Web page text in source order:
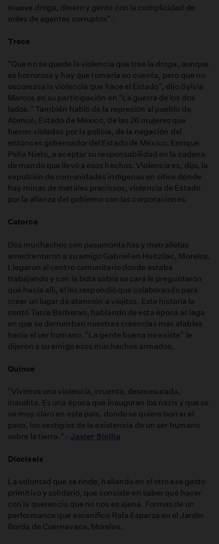
mueve droga, dinero y gente con la complicidad de
miles de agentes corruptos".
Trece
"Que no se quede la violencia que trae la droga, aunque
es horrorosa y hay que tomarla en cuenta, pero que no
oscurezca la violencia que hace el Estado", dijo Sylvia
Marcos en su participación en "La guerra de los dos
lados." También habló de la represión al pueblo de
Atenco, Estado de México, de las 26 mujeres que
fueron violadas por la policía, de la negación del
entonces gobernador del Estado de México, Enrique
Peña Nieto, a aceptar su responsabilidad en la cadena
de mando que llevó a esos hechos. Violencia es, dijo, la
expulsión de comunidades indígenas en sitios donde
hay minas de metales preciosos, violencia de Estado
por la alianza del gobierno con las corporaciones.
Catorce
Dos muchachos con pasamontañas y metralletas
amedrentaron a su amigo Gabriel en Huitzilac, Morelos.
Llegaron al centro comunitario donde estaba
trabajando y con la bota sobre su cara le preguntaron
qué hacía allí, él les respondió que colaborando para
crear un lugar de atención a viejitos. Esta historia la
contó Tania Barberan, hablando de esta época aciaga
en que se derrumban nuestras creencias más afables
hacia el ser humano. "La gente buena no existe" le
dijeron a su amigo esos muchachos armados.
Quince
"Vivimos una violencia, cruenta, desmesurada,
inaudita. Es una época que inauguran los nazis y que se
ve muy claro en este país, donde se quiere borrar el
paso, los vestigios de la existencia de un ser humano
sobre la tierra." - Javier Sicilia
Dieciseis
La voluntad que se rinde, hallando en el otro ese gesto
primitivo y solidario, que consiste en saber qué hacer
con la querencia que no nos es ajena. Formas de un
performance que escenificó Rafa Esparza en el Jardín
Borda de Cuernavaca, Morelos.